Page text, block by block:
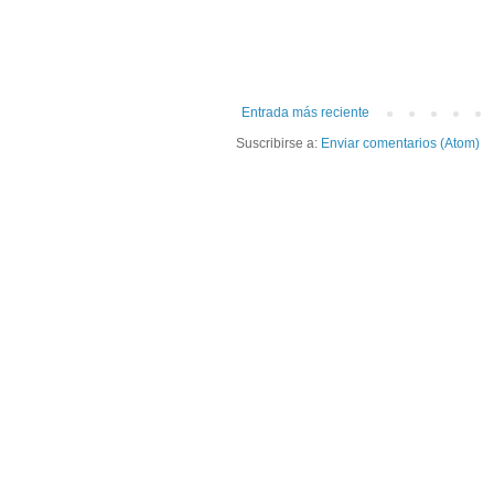
Entrada más reciente
Suscribirse a: Enviar comentarios (Atom)